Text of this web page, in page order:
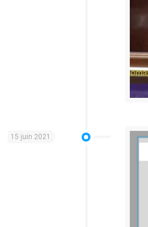
15 juin 2021